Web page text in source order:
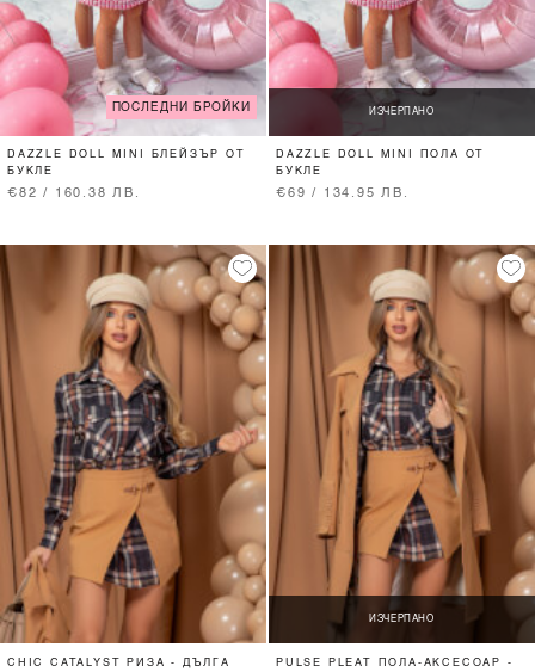
ПОСЛЕДНИ БРОЙКИ
DAZZLE DOLL MINI БЛЕЙЗЪР ОТ
БУКЛЕ
€82 / 160.38 ЛВ.
ИЗЧЕРПАНО
DAZZLE DOLL MINI ПОЛА ОТ
БУКЛЕ
€69 / 134.95 ЛВ.
CHIC CATALYST РИЗА - ДЪЛГА
ИЗЧЕРПАНО
PULSE PLEAT ПОЛА-АКСЕСОАР -